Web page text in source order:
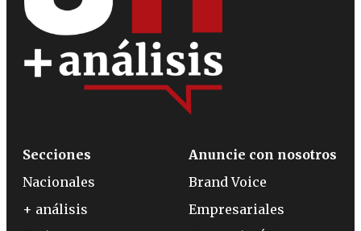
Secciones
Nacionales
+ análisis
Anuncie con nosotros
Brand Voice
Empresariales